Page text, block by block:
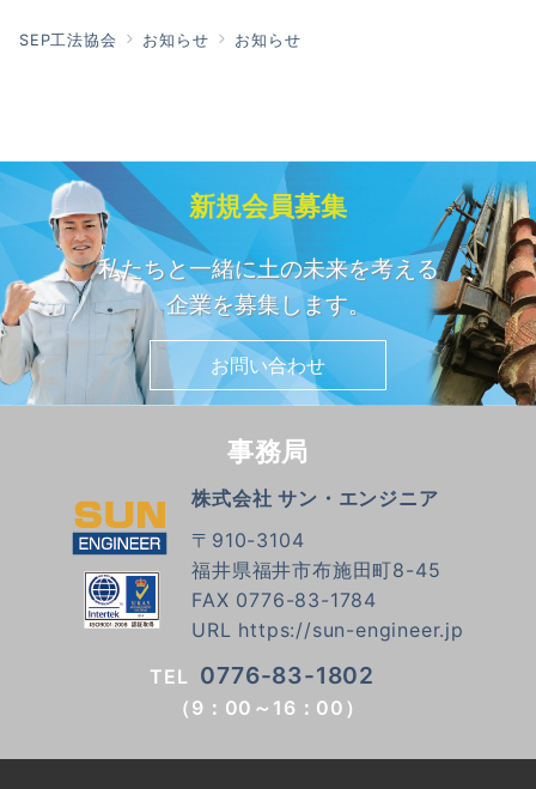
SEP工法協会 お知らせ お知らせ
新規会員募集
私たちと一緒に土の未来を考える
企業を募集します。
お問い合わせ
事務局
株式会社 サン・エンジニア
〒910-3104
福井県福井市布施田町8-45
FAX 0776-83-1784
URL https://sun-engineer.jp
TEL 0776-83-1802
（9：00～16：00）